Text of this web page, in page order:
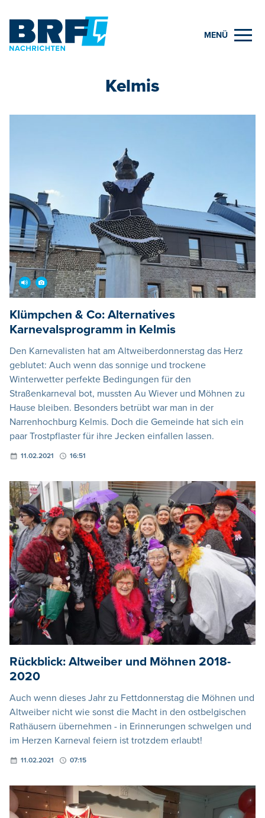
MENÜ
Kelmis
Klümpchen & Co: Alternatives
Karnevalsprogramm in Kelmis
Den Karnevalisten hat am Altweiberdonnerstag das Herz
geblutet: Auch wenn das sonnige und trockene
Winterwetter perfekte Bedingungen für den
Straßenkarneval bot, mussten Au Wiever und Möhnen zu
Hause bleiben. Besonders betrübt war man in der
Narrenhochburg Kelmis. Doch die Gemeinde hat sich ein
paar Trostpflaster für ihre Jecken einfallen lassen.
11.02.2021 16:51
Rückblick: Altweiber und Möhnen 2018-
2020
Auch wenn dieses Jahr zu Fettdonnerstag die Möhnen und
Altweiber nicht wie sonst die Macht in den ostbelgischen
Rathäusern übernehmen - in Erinnerungen schwelgen und
im Herzen Karneval feiern ist trotzdem erlaubt!
11.02.2021 07:15